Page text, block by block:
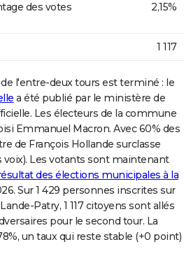
des votes
2,15%
1 117
l'entre-deux tours est terminé : le
a été publié par le ministère de
Les électeurs de la commune
Emmanuel Macron. Avec 60% des
de François Hollande surclasse
voix). Les votants sont maintenant
des élections municipales à la
Sur 1 429 personnes inscrites sur
Patry, 1 117 citoyens sont allés
pour le second tour. La
un taux qui reste stable (+0 point)